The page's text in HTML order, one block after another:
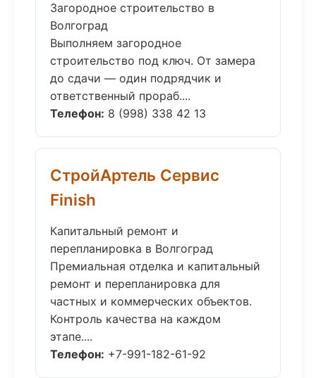
Загородное строительство в
Волгоград
Выполняем загородное
строительство под ключ. От замера
до сдачи — один подрядчик и
ответственный прораб....
Телефон: 8 (998) 338 42 13
СтройАртель Сервис
Finish
Капитальный ремонт и
перепланировка в Волгоград
Премиальная отделка и капитальный
ремонт и перепланировка для
частных и коммерческих объектов.
Контроль качества на каждом
этапе....
Телефон: +7-991-182-61-92